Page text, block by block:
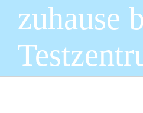
zuhause